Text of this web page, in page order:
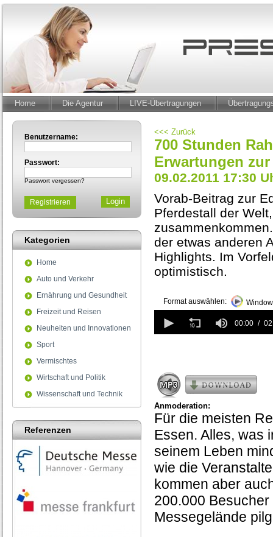
Home Die Agentur LIVE-Übertragungen
Benutzername:
Passwort:
Passwort vergessen?
Registrieren
Kategorien
Home
Auto und Verkehr
Ernährung und Gesundheit
Freizeit und Reisen
Neuheiten und Innovationen
Sport
Vermischtes
Wirtschaft und Politik
Wissenschaft und Technik
Referenzen
<<< Zurück
700 Stunden
Erwartungen
09.02.2011 17:30
Vorab-Beitrag zur
Pferdestall der
der etwas anderen
Highlights. Im
optimistisch.
Format auswählen:
seconds
of
seconds
00:00
Anmoderation:
Für die meisten
Essen. Alles, was
seinem Leben
wie die
kommen aber
200.000
Messegelände